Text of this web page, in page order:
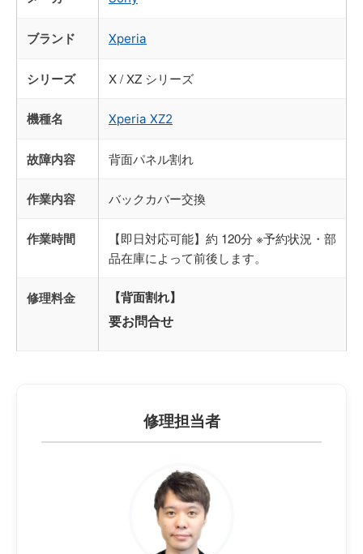
ブランド Xperia
シリーズ X / XZ シリーズ
機種名 Xperia XZ2
故障内容 背面パネル割れ
作業内容 バックカバー交換
作業時間
【即日対応可能】約 120分 ※予約状況・部
品在庫によって前後します。
修理料金 【背面割れ】
要お問合せ
修理担当者